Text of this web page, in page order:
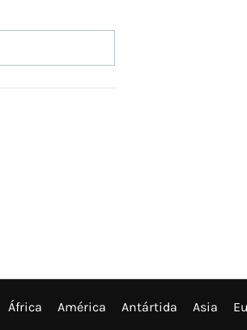
África América Antártida Asia